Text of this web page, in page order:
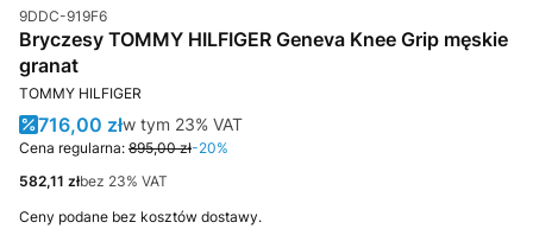
Kod produktu
9DDC-919F6
Bryczesy TOMMY HILFIGER Geneva Knee Grip męskie
granat
PRODUCENT
TOMMY HILFIGER
Cena promocyjna brutto
716,00 złw tym %s VAT
w tym 23% VAT
Cena regularna: 895,00 zł-20%
Cena netto
582,11 złbez 23% VAT
Ceny podane bez kosztów dostawy.